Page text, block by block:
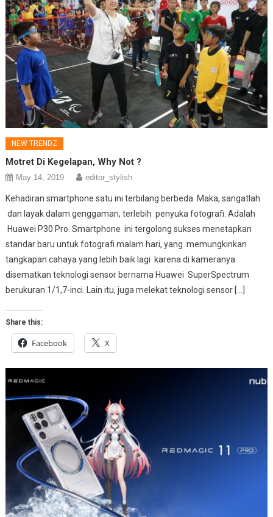
NEW TRENDZ
Motret Di Kegelapan, Why Not ?
May 14, 2019 editor_stylish
Kehadiran smartphone satu ini terbilang berbeda. Maka, sangatlah
dan layak dalam genggaman, terlebih penyuka fotografi. Adalah
Huawei P30 Pro. Smartphone ini tergolong sukses menetapkan
standar baru untuk fotografi malam hari, yang memungkinkan
tangkapan cahaya yang lebih baik lagi karena di kameranya
disematkan teknologi sensor bernama Huawei SuperSpectrum
berukuran 1/1,7-inci. Lain itu, juga melekat teknologi sensor […]
Share this:
Facebook X